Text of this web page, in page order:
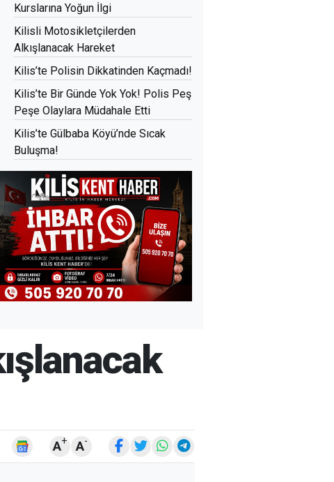
Kurslarına Yoğun İlgi
Kilisli Motosikletçilerden
Alkışlanacak Hareket
Kilis’te Polisin Dikkatinden Kaçmadı!
Kilis’te Bir Günde Yok Yok! Polis Peş
Peşe Olaylara Müdahale Etti
Kilis’te Gülbaba Köyü’nde Sıcak
Buluşma!
A+ A-